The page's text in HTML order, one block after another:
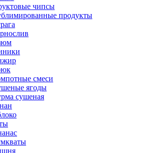
чипсы
продукты
смеси
ягоды
сушеная